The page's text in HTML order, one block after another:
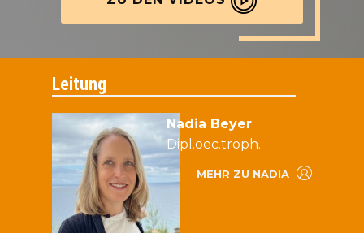
Leitung
Nadia Beyer
Dipl.oec.troph.
MEHR ZU NADIA